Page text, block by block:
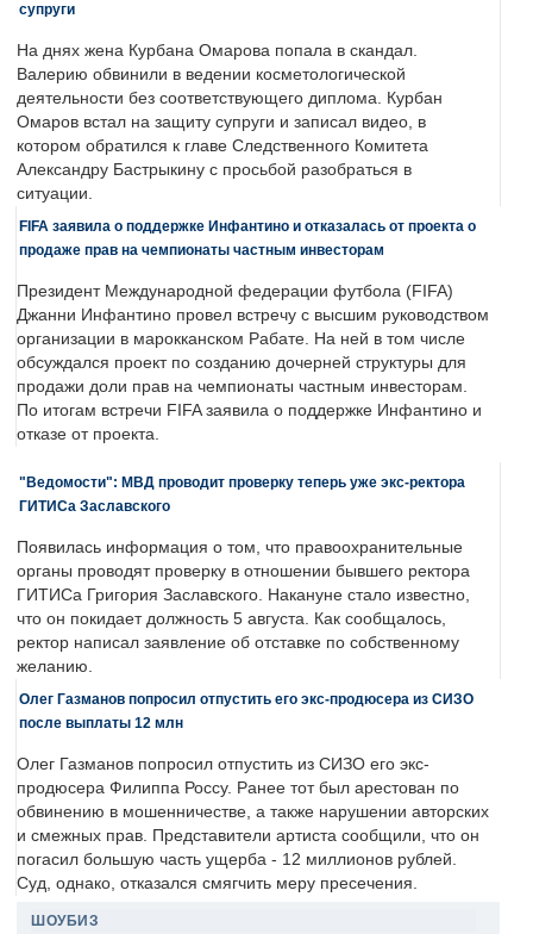
супруги
На днях жена Курбана Омарова попала в скандал.
Валерию обвинили в ведении косметологической
деятельности без соответствующего диплома. Курбан
Омаров встал на защиту супруги и записал видео, в
котором обратился к главе Следственного Комитета
Александру Бастрыкину с просьбой разобраться в
ситуации.
FIFA заявила о поддержке Инфантино и отказалась от проекта о
продаже прав на чемпионаты частным инвесторам
Президент Международной федерации футбола (FIFA)
Джанни Инфантино провел встречу с высшим руководством
организации в марокканском Рабате. На ней в том числе
обсуждался проект по созданию дочерней структуры для
продажи доли прав на чемпионаты частным инвесторам.
По итогам встречи FIFA заявила о поддержке Инфантино и
отказе от проекта.
"Ведомости": МВД проводит проверку теперь уже экс-ректора
ГИТИСа Заславского
Появилась информация о том, что правоохранительные
органы проводят проверку в отношении бывшего ректора
ГИТИСа Григория Заславского. Накануне стало известно,
что он покидает должность 5 августа. Как сообщалось,
ректор написал заявление об отставке по собственному
желанию.
Олег Газманов попросил отпустить его экс-продюсера из СИЗО
после выплаты 12 млн
Олег Газманов попросил отпустить из СИЗО его экс-
продюсера Филиппа Россу. Ранее тот был арестован по
обвинению в мошенничестве, а также нарушении авторских
и смежных прав. Представители артиста сообщили, что он
погасил большую часть ущерба - 12 миллионов рублей.
Суд, однако, отказался смягчить меру пресечения.
ШОУБИЗ